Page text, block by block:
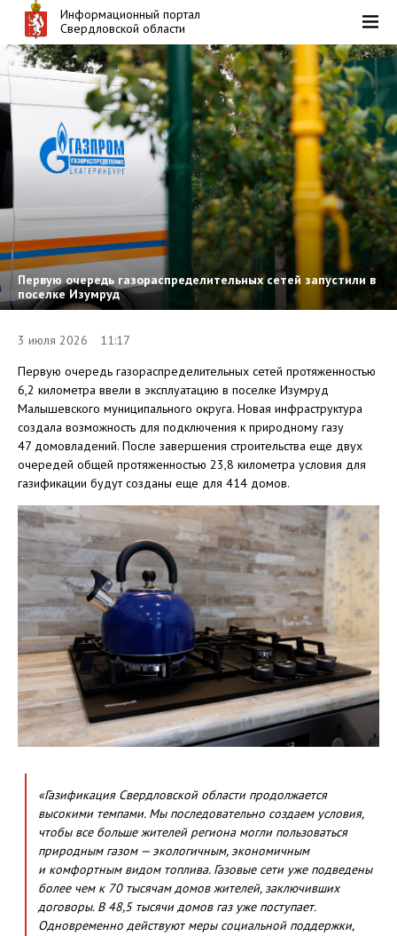
Информационный портал
Свердловской области
Первую очередь газораспределительных сетей запустили в
поселке Изумруд
3 июля 2026 11:17
Первую очередь газораспределительных сетей протяженностью
6,2 километра ввели в эксплуатацию в поселке Изумруд
Малышевского муниципального округа. Новая инфраструктура
создала возможность для подключения к природному газу
47 домовладений. После завершения строительства еще двух
очередей общей протяженностью 23,8 километра условия для
газификации будут созданы еще для 414 домов.
«Газификация Свердловской области продолжается
высокими темпами. Мы последовательно создаем условия,
чтобы все больше жителей региона могли пользоваться
природным газом — экологичным, экономичным
и комфортным видом топлива. Газовые сети уже подведены
более чем к 70 тысячам домов жителей, заключивших
договоры. В 48,5 тысячи домов газ уже поступает.
Одновременно действуют меры социальной поддержки,